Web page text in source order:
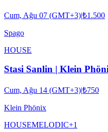
Cum, Ağu 07 (GMT+3)|₺1.500
Spago
HOUSE
Stasi Sanlin | Klein
Cum, Ağu 14 (GMT+3)|₺750
Klein Phönix
HOUSEMELODIC+1